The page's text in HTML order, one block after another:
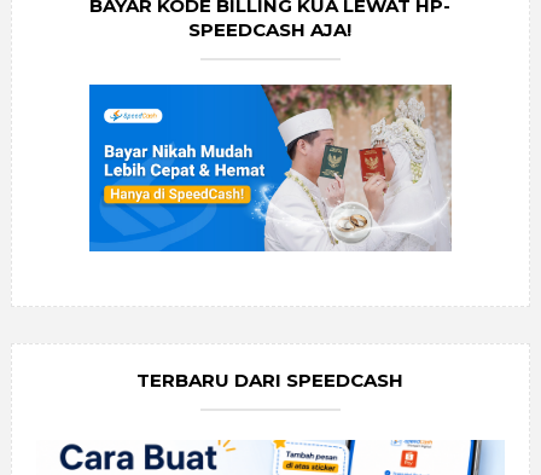
BAYAR KODE BILLING KUA LEWAT HP-
SPEEDCASH AJA!
TERBARU DARI SPEEDCASH